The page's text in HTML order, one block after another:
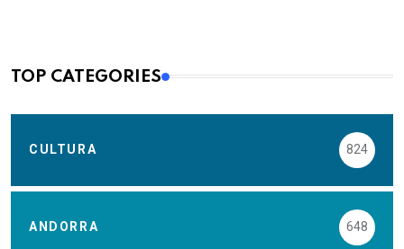
TOP CATEGORIES
CULTURA 824
ANDORRA 648